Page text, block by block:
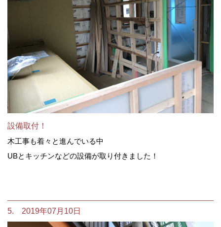
設備取付！
木工事も着々と進んでいる中
UBとキッチンなどの設備が取り付きました！
5. 2019年07月10日